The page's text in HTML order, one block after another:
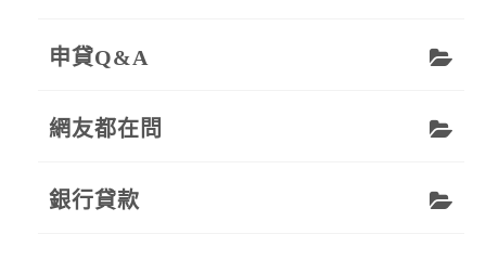
申貸Q&A
網友都在問
銀行貸款